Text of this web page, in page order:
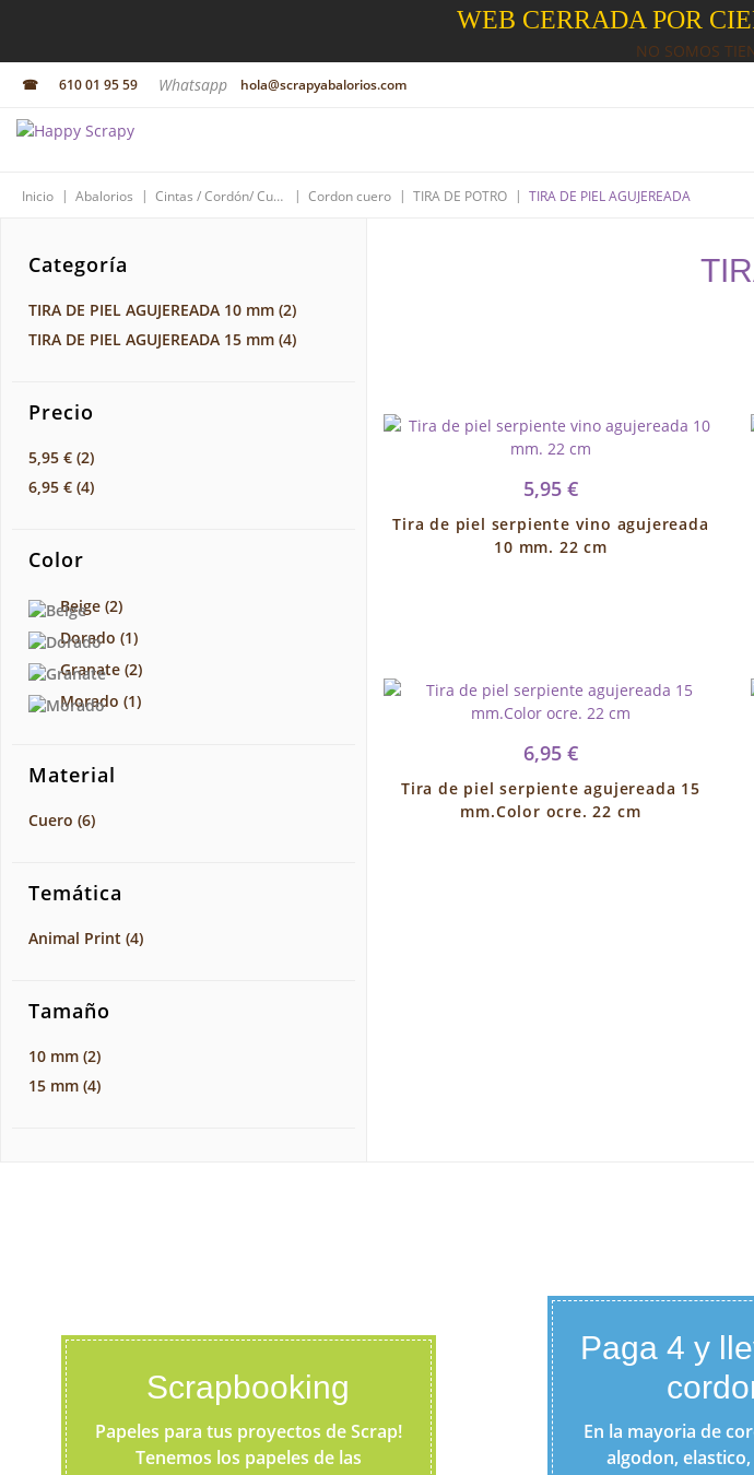
WEB CERRADA POR
NO SOMOS
☎ 610 01 95 59 Whatsapp hola@scrapyabalorios.com
Inicio | Abalorios | Cintas / Cordón/ Cuero | Cordon cuero | TIRA DE POTRO | TIRA DE PIEL AGUJEREADA
5,95 €
Tira de piel serpiente vino agujereada
10 mm. 22 cm
6,95 €
Tira de piel serpiente agujereada 15
mm.Color ocre. 22 cm
Categoría
TIRA DE PIEL AGUJEREADA 10 mm (2)
TIRA DE PIEL AGUJEREADA 15 mm (4)
Precio
5,95 € (2)
6,95 € (4)
Color
Beige (2)
Dorado (1)
Granate (2)
Morado (1)
Material
Cuero (6)
Temática
Animal Print (4)
Tamaño
10 mm (2)
15 mm (4)
Scrapbooking
Papeles para tus proyectos de Scrap!
Tenemos los papeles de las
Paga 4 y
En la mayoria de
algodon,